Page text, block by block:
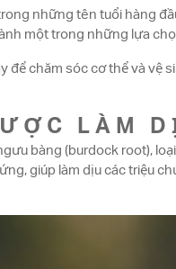
những tên tuổi hàng
một trong những lựa
chăm sóc cơ thể và vệ
LÀM
bàng (burdock root),
giúp làm dịu các triệu